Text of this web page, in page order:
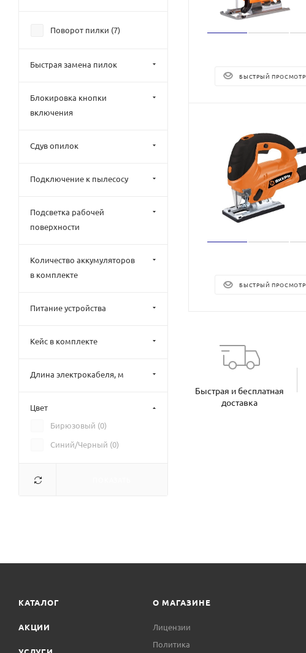
БЫСТРЫЙ ПРОСМОТР
БЫСТРЫЙ ПРОСМОТР
Быстрая и бесплатная
доставка
Поворот пилки (7)
Быстрая замена пилок
Блокировка кнопки
включения
Сдув опилок
Подключение к пылесосу
Подсветка рабочей
поверхности
Количество аккумуляторов
в комплекте
Питание устройства
Кейс в комплекте
Длина электрокабеля, м
Цвет
Бирюзовый (0)
Синий/Черный (0)
КАТАЛОГ
АКЦИИ
О МАГАЗИНЕ
Лицензии
Политика